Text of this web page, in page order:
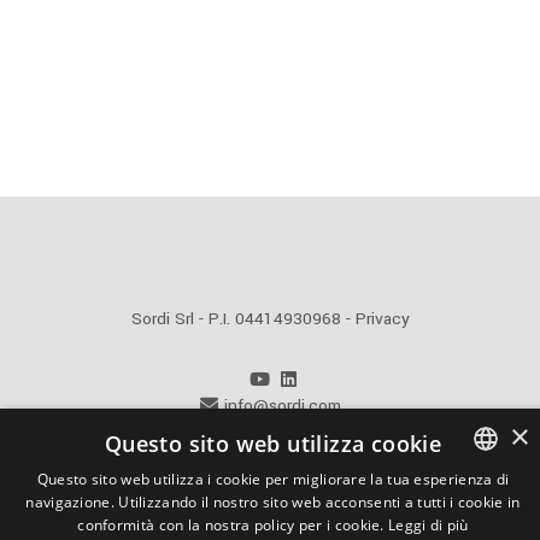
Sordi Srl - P.I. 04414930968 - Privacy
info@sordi.com
+39 0371 48621
Powered by Weblitz
ITALIAN
×
Questo sito web utilizza cookie
Questo sito web utilizza i cookie per migliorare la tua esperienza di
navigazione. Utilizzando il nostro sito web acconsenti a tutti i cookie in
conformità con la nostra policy per i cookie. Leggi di più